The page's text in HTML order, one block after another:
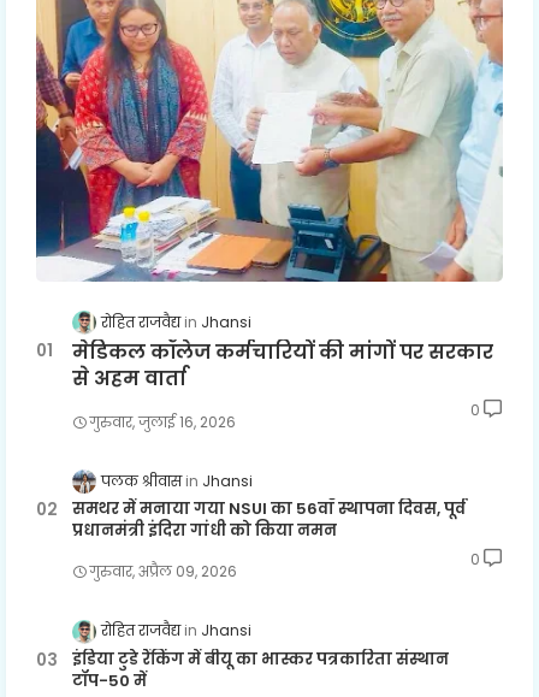
रोहित राजवैद्य Jhansi
मेडिकल कॉलेज कर्मचारियों की मांगों पर सरकार
से अहम वार्ता
गुरुवार, जुलाई 16, 2026
0
पलक श्रीवास Jhansi
समथर में मनाया गया NSUI का 56वाँ स्थापना दिवस, पूर्व
प्रधानमंत्री इंदिरा गांधी को किया नमन
गुरुवार, अप्रैल 09, 2026
0
रोहित राजवैद्य Jhansi
इंडिया टुडे रैंकिंग में बीयू का भास्कर पत्रकारिता संस्थान
टॉप-50 में